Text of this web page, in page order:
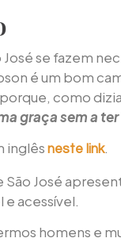
se fazem
é um bom
como dizia
graça sem a
inglês neste link.
José
e acessível.
homens e